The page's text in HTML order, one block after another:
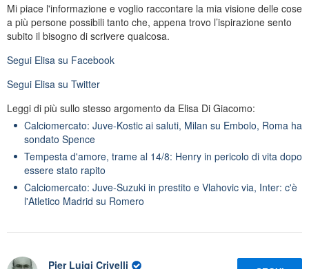
Mi piace l'informazione e voglio raccontare la mia visione delle cose
a più persone possibili tanto che, appena trovo l’ispirazione sento
subito il bisogno di scrivere qualcosa.
Segui Elisa su Facebook
Segui Elisa su Twitter
Leggi di più sullo stesso argomento da Elisa Di Giacomo:
Calciomercato: Juve-Kostic ai saluti, Milan su Embolo, Roma ha
sondato Spence
Tempesta d'amore, trame al 14/8: Henry in pericolo di vita dopo
essere stato rapito
Calciomercato: Juve-Suzuki in prestito e Vlahovic via, Inter: c'è
l'Atletico Madrid su Romero
Pier Luigi Crivelli